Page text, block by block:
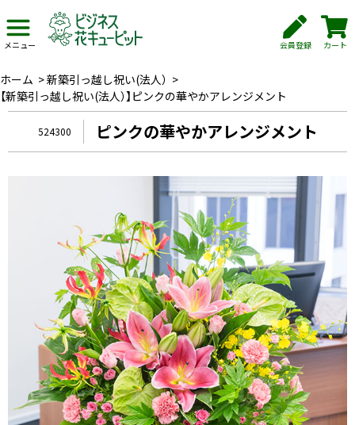
メニュー 会員登録 カート
ホーム >新築引っ越し祝い(法人） >
【新築引っ越し祝い(法人）】ピンクの華やかアレンジメント
524300 ピンクの華やかアレンジメント